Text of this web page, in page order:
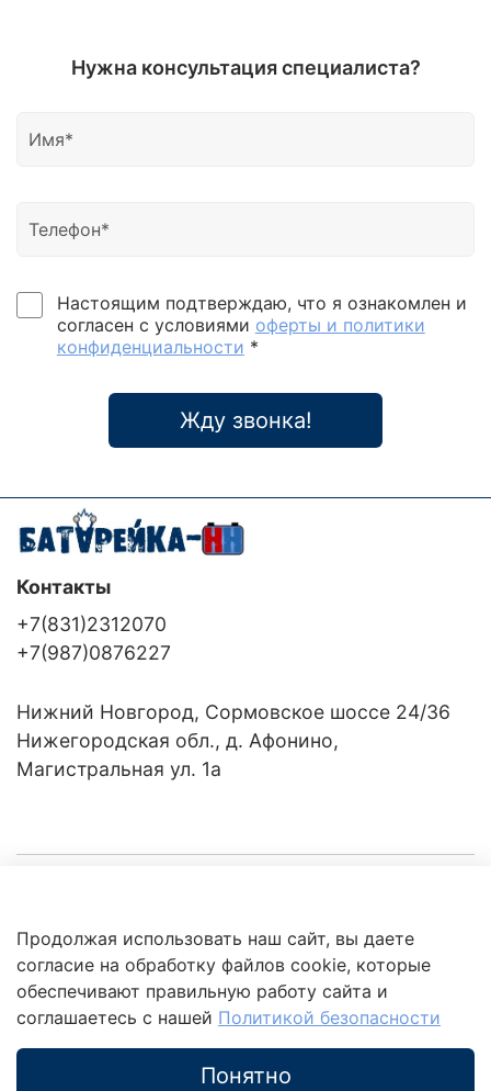
Нужна консультация специалиста?
Настоящим подтверждаю, что я ознакомлен и
согласен с условиями оферты и политики
конфиденциальности *
Жду звонка!
Клиентам
Это интересно
Контакты
+7(831)2312070
+7(987)0876227
Нижний Новгород, Сормовское шоссе 24/36
Нижегородская обл., д. Афонино,
Магистральная ул. 1а
Продолжая использовать наш сайт, вы даете
согласие на обработку файлов cookie, которые
обеспечивают правильную работу сайта и
соглашаетесь с нашей Политикой безопасности
Понятно
обработки